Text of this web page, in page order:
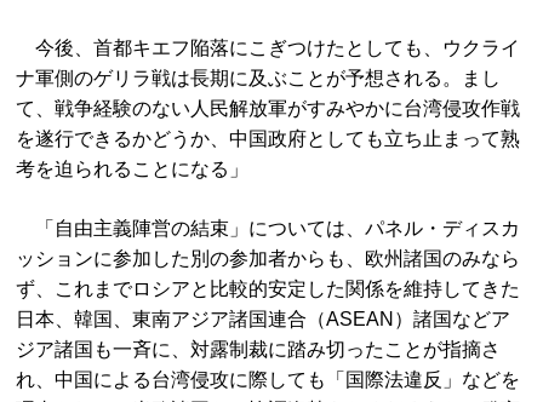
今後、首都キエフ陥落にこぎつけたとしても、ウクライ
ナ軍側のゲリラ戦は長期に及ぶことが予想される。まし
て、戦争経験のない人民解放軍がすみやかに台湾侵攻作戦
を遂行できるかどうか、中国政府としても立ち止まって熟
考を迫られることになる」
「自由主義陣営の結束」については、パネル・ディスカ
ッションに参加した別の参加者からも、欧州諸国のみなら
ず、これまでロシアと比較的安定した関係を維持してきた
日本、韓国、東南アジア諸国連合（ASEAN）諸国などア
ジア諸国も一斉に、対露制裁に踏み切ったことが指摘さ
れ、中国による台湾侵攻に際しても「国際法違反」などを